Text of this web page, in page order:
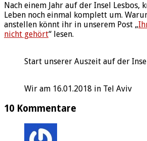
Nach einem Jahr auf der Insel Lesbos,
Leben noch einmal komplett um.
anstellen könnt ihr in unserem Post „
nicht gehört“ lesen.
Start unserer Auszeit auf der
Wir am 16.01.2018 in Tel Aviv
10 Kommentare